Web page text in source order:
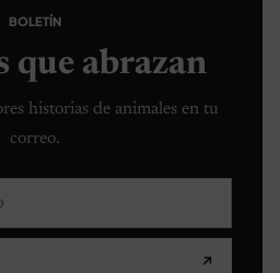
BOLETÍN
que abrazan
historias de animales en tu
correo.
↗